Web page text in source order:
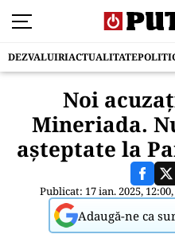
DEZVALUIRIACTUALITATE
Noi
Mineriada.
așteptate la
Publicat: 17 ian. 2025,
Adaugă-ne ca